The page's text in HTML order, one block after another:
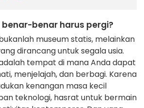
benar harus pergi?
museum statis, melainkan
dirancang untuk segala usia.
tempat di mana Anda dapat
menjelajah, dan berbagi. Karena
kenangan masa kecil
teknologi, hasrat untuk bermain